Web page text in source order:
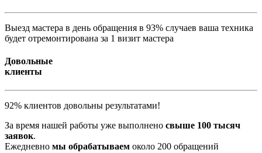
Выезд мастера в день обращения в 93% случаев ваша техника
будет отремонтирована за 1 визит мастера
Довольные
клиенты
92% клиентов довольны результатами!
За время нашей работы уже выполнено свыше 100 тысяч
заявок.
Ежедневно мы обрабатываем около 200 обращений